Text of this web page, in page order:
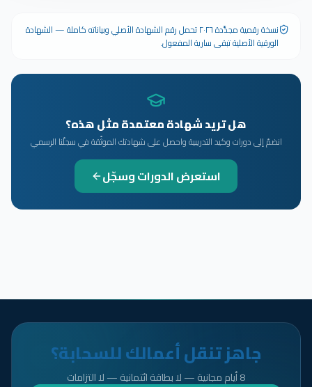
نسخة رقمية مجدَّدة ٢٠٢٦ تحمل رقم الشهادة الأصلي وبياناته كاملة — الشهادة
الورقية الأصلية تبقى سارية المفعول.
هل تريد شهادة معتمدة مثل هذه؟
انضمّ إلى دورات وكيد التدريبية واحصل على شهادتك الموثّقة في سجلّنا الرسمي
استعرض الدورات وسجّل
جاهز تنقل أعمالك للسحابة؟
8 أيام مجانية — لا بطاقة ائتمانية — لا التزامات